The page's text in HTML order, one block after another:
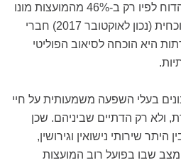
במכון מסבירים, כי ממצאי הדוח לפיו רק ב-46% מהמועצות מונו
במהלך כהונת הממשלה הנוכחית (נכון לאוקטובר 2017) חברי
היא הוכחה לסיאוב הפוליטי
בעלי השפעה משמעותית על חיי
ולא רק הדתיים שביניהם. שכן
שירותי נישואין וגירושין,
שבו בפועל רוב המועצות